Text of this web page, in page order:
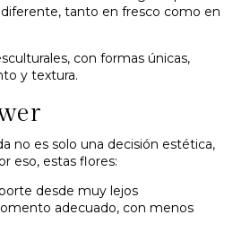
tanto en fresco como en
con formas únicas,
y textura.
no es solo una decisión estética,
eso, estas flores:
desde muy lejos
adecuado, con menos